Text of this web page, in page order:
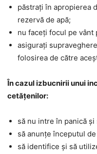
păstraţi în apropierea
rezervă de apă;
nu faceţi focul pe vânt
asigurați
folosirea de către
În cazul izbucnirii unui
cetățenilor:
să nu intre în panică
să anunțe începutul
să identifice și să